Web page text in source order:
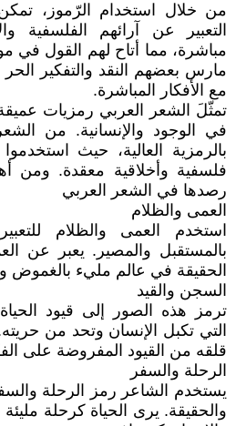
من خلال استخدام الرّموز،
التعبير عن آرائهم الفلسفية
مباشرة، مما أتاح لهم القول في
مارس بعضهم النقد والتفكير
مع الأفكار المباشرة.
تمثّلَ الشعر العربي رمزيات عميقة
في الوجود والإنسانية. من
بالرمزية العالية، حيث
فلسفية وأخلاقية معقدة. ومن
رصدها في الشعر العربي
العمى والظلام
استخدم العمى والظلام
بالمستقبل والمصير. يعبر عن
الحقيقة في عالم مليء بالغموض
السجن والقيد
ترمز هذه الصور إلى قيود الحياة
التي تكبل الإنسان وتحد من
قلقه من القيود المفروضة على
الرحلة والسفر
يستخدم الشاعر رمز الرحلة
والحقيقة. يرى الحياة كرحلة